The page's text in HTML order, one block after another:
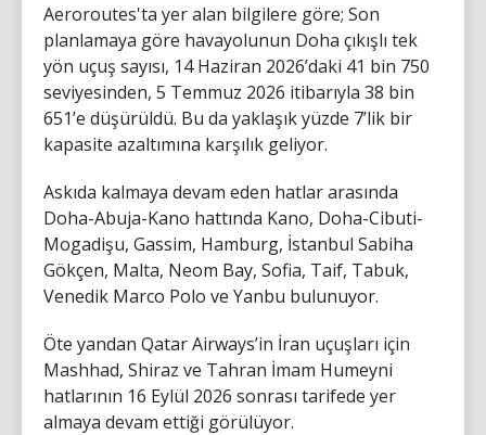
Aeroroutes'ta yer alan bilgilere göre; Son
planlamaya göre havayolunun Doha çıkışlı tek
yön uçuş sayısı, 14 Haziran 2026’daki 41 bin 750
seviyesinden, 5 Temmuz 2026 itibarıyla 38 bin
651’e düşürüldü. Bu da yaklaşık yüzde 7’lik bir
kapasite azaltımına karşılık geliyor.
Askıda kalmaya devam eden hatlar arasında
Doha-Abuja-Kano hattında Kano, Doha-Cibuti-
Mogadişu, Gassim, Hamburg, İstanbul Sabiha
Gökçen, Malta, Neom Bay, Sofia, Taif, Tabuk,
Venedik Marco Polo ve Yanbu bulunuyor.
Öte yandan Qatar Airways’in İran uçuşları için
Mashhad, Shiraz ve Tahran İmam Humeyni
hatlarının 16 Eylül 2026 sonrası tarifede yer
almaya devam ettiği görülüyor.